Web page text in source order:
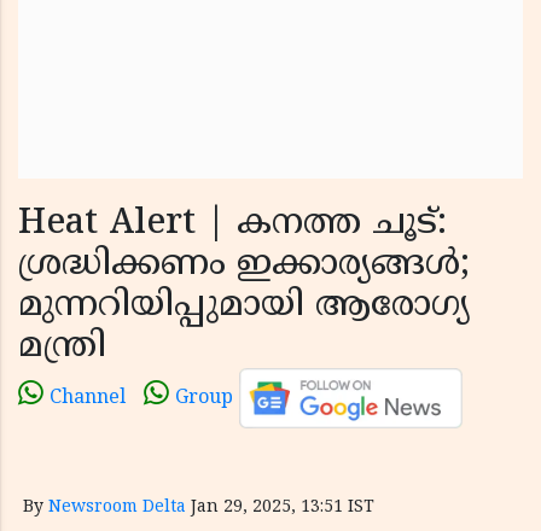
Heat Alert | കനത്ത ചൂട്:
ശ്രദ്ധിക്കണം ഇക്കാര്യങ്ങൾ;
മുന്നറിയിപ്പുമായി ആരോഗ്യ
മന്ത്രി
Channel Group
By Newsroom Delta Jan 29, 2025, 13:51 IST